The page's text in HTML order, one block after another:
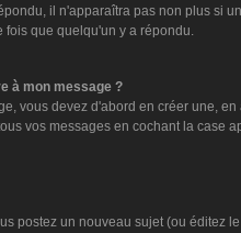
il n'apparaîtra pas non plus si
fois que quelqu'un y a répondu.
à mon message ?
vous devez d'abord en créer une,
vos messages en cochant la case
postez un nouveau sujet (ou éditez